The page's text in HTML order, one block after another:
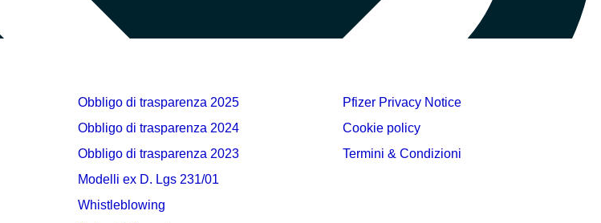
Obbligo di trasparenza 2025
Obbligo di trasparenza 2024
Obbligo di trasparenza 2023
Modelli ex D. Lgs 231/01
Whistleblowing
Pfizer Privacy Notice
Cookie policy
Termini & Condizioni